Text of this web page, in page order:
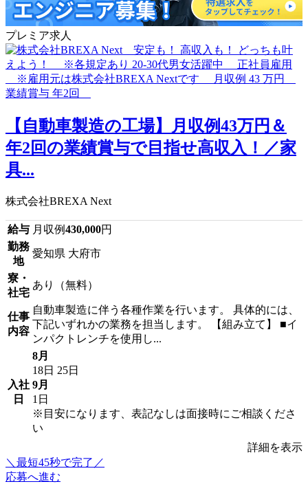
プレミア求人
【自動車製造の工場】月収例43万円＆
年2回の業績賞与で目指せ高収入！／家
具...
株式会社BREXA Next
給与 月収例430,000円
勤務
地
愛知県 大府市
寮・
社宅
あり（無料）
仕事
内容
自動車製造に伴う各種作業を行います。 具体的には、
下記いずれかの業務を担当します。 【組み立て】 ■イ
ンパクトレンチを使用し...
入社
日
8月
18日 25日
9月
1日
※目安になります、表記なしは面接時にご相談くださ
い
詳細を表示
＼最短45秒で完了／
応募へ進む